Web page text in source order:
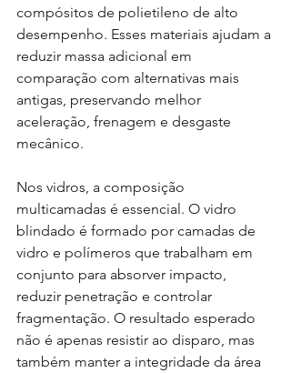
compósitos de polietileno de alto
desempenho. Esses materiais ajudam a
reduzir massa adicional em
comparação com alternativas mais
antigas, preservando melhor
aceleração, frenagem e desgaste
mecânico.
Nos vidros, a composição
multicamadas é essencial. O vidro
blindado é formado por camadas de
vidro e polímeros que trabalham em
conjunto para absorver impacto,
reduzir penetração e controlar
fragmentação. O resultado esperado
não é apenas resistir ao disparo, mas
também manter a integridade da área